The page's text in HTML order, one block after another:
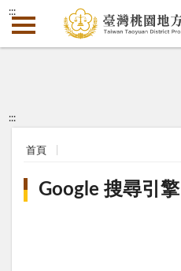
:::
:::
首頁
Google 搜尋引擎